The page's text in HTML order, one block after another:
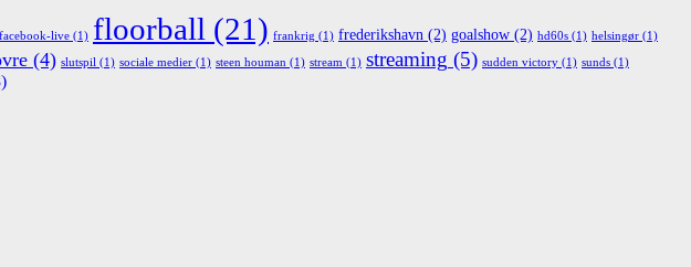
facebook-live (1) floorball (21) frankrig (1) frederikshavn (2) goalshow (2) hd60s (1) helsingør (1)
(4) slutspil (1) sociale medier (1) steen houman (1) stream (1) streaming (5) sudden victory (1) sunds (1)